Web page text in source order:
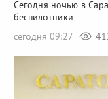
Сегодня ночью в
беспилотники
сегодня 09:27